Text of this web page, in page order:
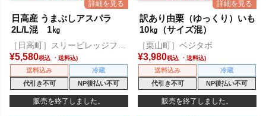
日高産 うまぶしアスパラ
2L/L混 1㎏
［日高町］スリービレッジファ
ーム
¥5,580税込
送料込み
冷蔵
代引き不可
NP後払い不可
販売を終了しました。
訳あり由栗（ゆっくり）いも
10㎏（サイズ混）
［栗山町］ベジタボ
¥3,980税込
送料込み
冷蔵
代引き不可
NP後払い不可
販売を終了しました。